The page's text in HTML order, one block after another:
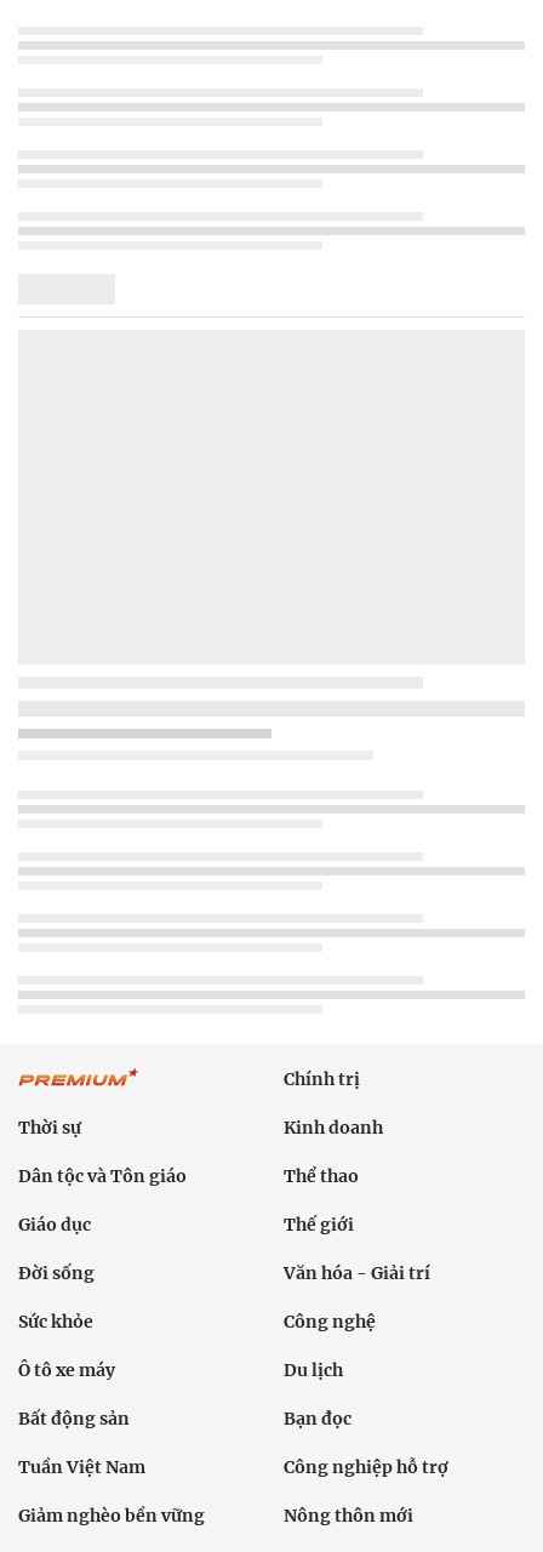
Chính trị
Thời sự Kinh doanh
Dân tộc và Tôn giáo Thể thao
Giáo dục Thế giới
Đời sống Văn hóa - Giải trí
Sức khỏe Công nghệ
Ô tô xe máy Du lịch
Bất động sản Bạn đọc
Tuần Việt Nam Công nghiệp hỗ trợ
Giảm nghèo bền vững Nông thôn mới